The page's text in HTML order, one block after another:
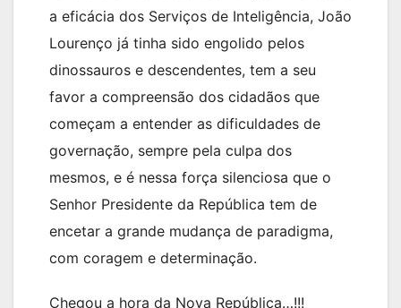
a eficácia dos Serviços de Inteligência, João
Lourenço já tinha sido engolido pelos
dinossauros e descendentes, tem a seu
favor a compreensão dos cidadãos que
começam a entender as dificuldades de
governação, sempre pela culpa dos
mesmos, e é nessa força silenciosa que o
Senhor Presidente da República tem de
encetar a grande mudança de paradigma,
com coragem e determinação.
Chegou a hora da Nova República…!!!